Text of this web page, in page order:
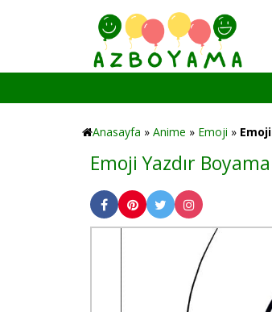
Anasayfa » Anime » Emoji »
Emoji Yazdır